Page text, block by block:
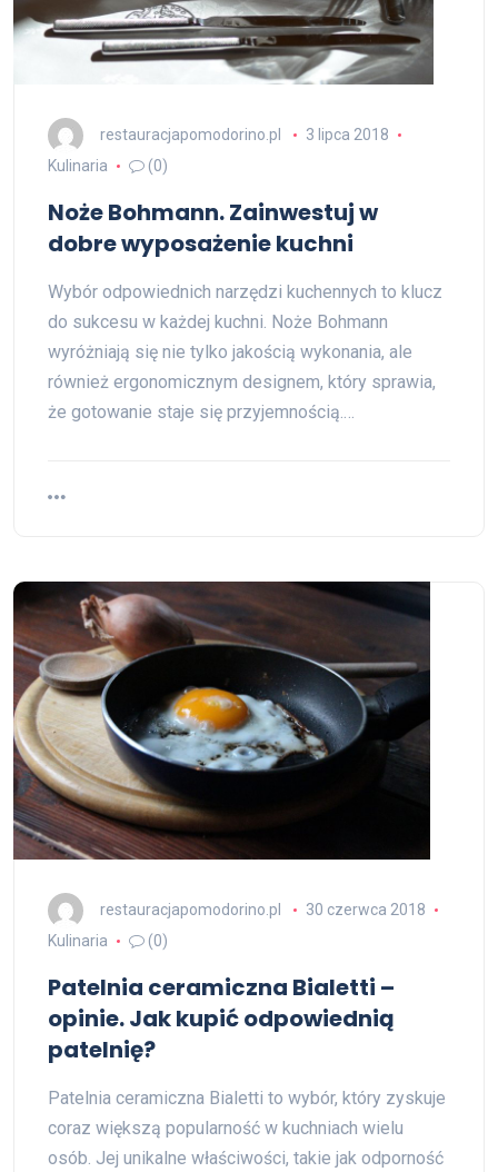
restauracjapomodorino.pl
3 lipca 2018
Kulinaria
(0)
Noże Bohmann. Zainwestuj w
dobre wyposażenie kuchni
Wybór odpowiednich narzędzi kuchennych to klucz
do sukcesu w każdej kuchni. Noże Bohmann
wyróżniają się nie tylko jakością wykonania, ale
również ergonomicznym designem, który sprawia,
że gotowanie staje się przyjemnością.…
restauracjapomodorino.pl
30 czerwca 2018
Kulinaria
(0)
Patelnia ceramiczna Bialetti –
opinie. Jak kupić odpowiednią
patelnię?
Patelnia ceramiczna Bialetti to wybór, który zyskuje
coraz większą popularność w kuchniach wielu
osób. Jej unikalne właściwości, takie jak odporność